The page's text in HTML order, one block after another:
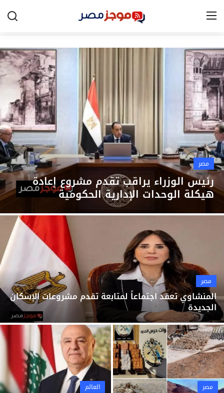
الرئيسية
مصر
الخليج
العالم
الرياضة
اقتصاد
تكنولوجيا
التعليم
منوعات
مصر
رئيس الوزراء يراقب تقدم مشروع إعادة
هيكلة الوحدات الإدارية الحكومية
مصر
المنشاوي تعقد اجتماعاً لمتابعة تقدم مشروعات الإسكان
الجديدة
مصر العالم